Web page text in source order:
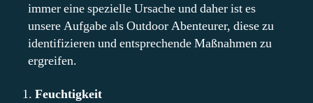
immer eine spezielle Ursache und daher ist es
unsere Aufgabe als Outdoor Abenteurer, diese zu
identifizieren und entsprechende Maßnahmen zu
ergreifen.
Feuchtigkeit